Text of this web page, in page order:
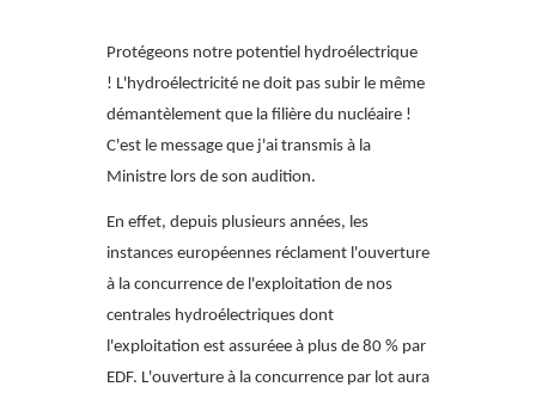
Protégeons notre potentiel hydroélectrique
! L'hydroélectricité ne doit pas subir le même
démantèlement que la filière du nucléaire !
C'est le message que j'ai transmis à la
Ministre lors de son audition.
En effet, depuis plusieurs années, les
instances européennes réclament l'ouverture
à la concurrence de l'exploitation de nos
centrales hydroélectriques dont
l'exploitation est assuréee à plus de 80 % par
EDF. L'ouverture à la concurrence par lot aura